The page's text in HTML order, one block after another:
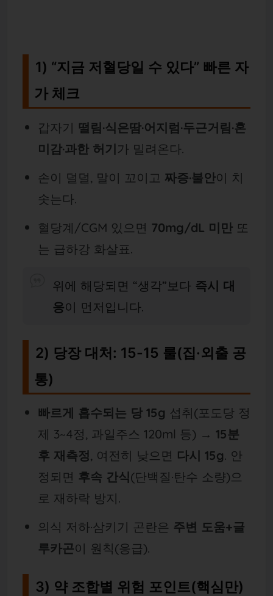
1) “지금 저혈당일 수 있다” 빠른 자
가 체크
갑자기 떨림·식은땀·어지럼·두근거림·혼
미감·과한 허기가 밀려온다.
손이 덜덜, 말이 꼬이고 짜증·불안이 치
솟는다.
혈당계/CGM 있으면 70mg/dL 미만또
는 급하강 화살표.
위에 해당되면 “생각”보다 즉시 대
응이 먼저입니다.
2) 당장 대처: 15-15 룰(집·외출 공
통)
빠르게 흡수되는 당 15g 섭취(포도당 정
제 3~4정, 과일주스 120ml 등) → 15분
후 재측정, 여전히 낮으면 다시 15g. 안
정되면 후속 간식(단백질·탄수 소량)으
로 재하락 방지.
의식 저하·삼키기 곤란은 주변 도움+글
루카곤이 원칙(응급).
3) 약 조합별 위험 포인트(핵심만)